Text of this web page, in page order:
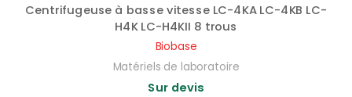
Centrifugeuse à basse vitesse LC-4KA LC-4KB LC-
H4K LC-H4KII 8 trous
Biobase
Matériels de laboratoire
Sur devis